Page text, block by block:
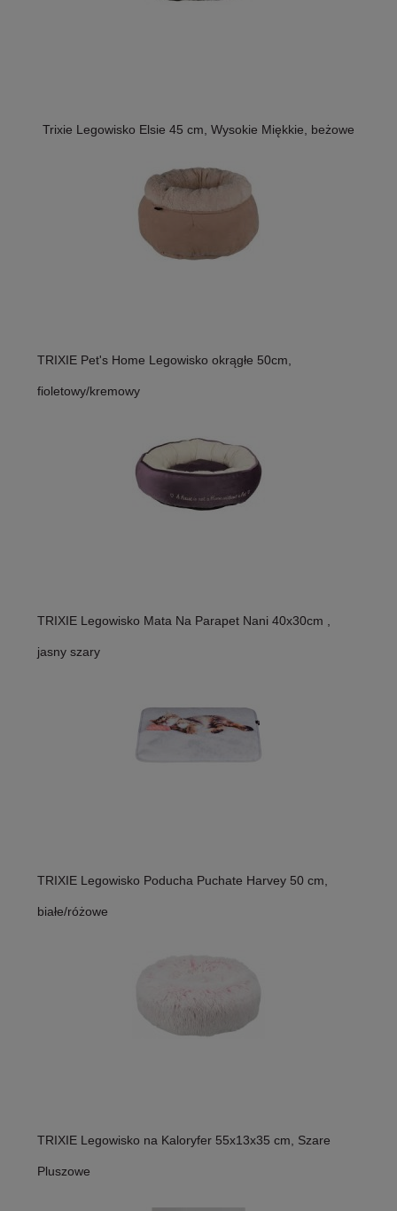
Trixie Legowisko Elsie 45 cm, Wysokie Miękkie, beżowe
TRIXIE Pet's Home Legowisko okrągłe 50cm,
fioletowy/kremowy
TRIXIE Legowisko Mata Na Parapet Nani 40x30cm ,
jasny szary
TRIXIE Legowisko Poducha Puchate Harvey 50 cm,
białe/różowe
TRIXIE Legowisko na Kaloryfer 55x13x35 cm, Szare
Pluszowe